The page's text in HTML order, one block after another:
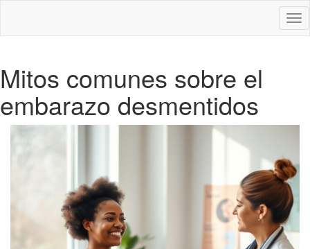
Mitos comunes sobre el
embarazo desmentidos